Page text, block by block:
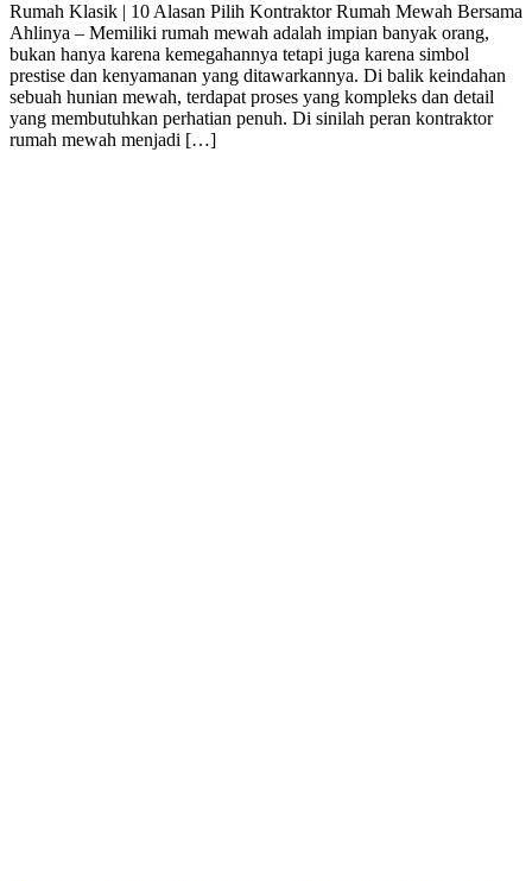
Rumah Klasik | 10 Alasan Pilih Kontraktor Rumah Mewah Bersama
Ahlinya – Memiliki rumah mewah adalah impian banyak orang,
bukan hanya karena kemegahannya tetapi juga karena simbol
prestise dan kenyamanan yang ditawarkannya. Di balik keindahan
sebuah hunian mewah, terdapat proses yang kompleks dan detail
yang membutuhkan perhatian penuh. Di sinilah peran kontraktor
rumah mewah menjadi […]